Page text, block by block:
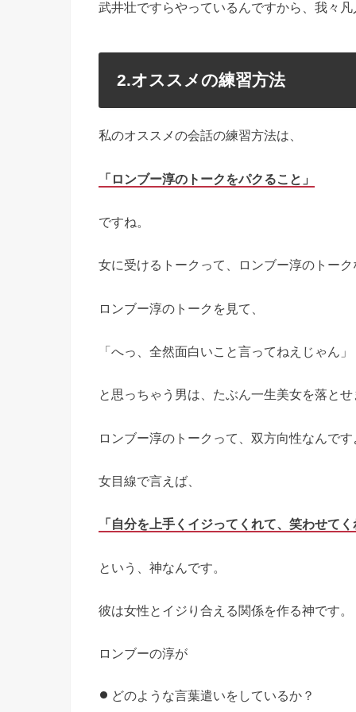
武井壮ですらやっているんですから、我々
2.オススメの練習方法
私のオススメの会話の練習方法は、
「ロンブー淳のトークをパクること」
ですね。
女に受けるトークって、ロンブー淳のトー
ロンブー淳のトークを見て、
「へっ、全然面白いこと言ってねえじゃん」
と思っちゃう男は、たぶん一生美女を落と
ロンブー淳のトークって、双方向性なんで
女目線で言えば、
「自分を上手くイジってくれて、笑わせて
という、神なんです。
彼は女性とイジり合える関係を作る神です。
ロンブーの淳が
どのような言葉遣いをしているか？